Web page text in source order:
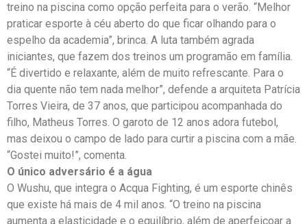
treino na piscina como opção perfeita para o verão. “Melhor
praticar esporte à céu aberto do que ficar olhando para o
espelho da academia”, brinca. A luta também agrada
iniciantes, que fazem dos treinos um programão em família.
“É divertido e relaxante, além de muito refrescante. Para o
dia quente não tem nada melhor”, defende a arquiteta Patrícia
Torres Vieira, de 37 anos, que participou acompanhada do
filho, Matheus Torres. O garoto de 12 anos adora futebol,
mas deixou o campo de lado para curtir a piscina com a mãe.
“Gostei muito!”, comenta.
O único adversário é a água
O Wushu, que integra o Acqua Fighting, é um esporte chinês
que existe há mais de 4 mil anos. “O treino na piscina
aumenta a elasticidade e o equilíbrio, além de aperfeiçoar a